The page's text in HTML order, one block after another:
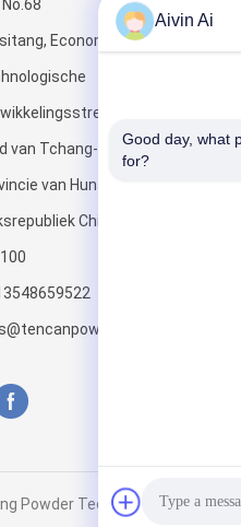
Economische en
de
van Tchang-cha, de
van Hunan, de
China.
Powder Technology Co., Ltd. All
Aivin Ai
Good day, what
for?